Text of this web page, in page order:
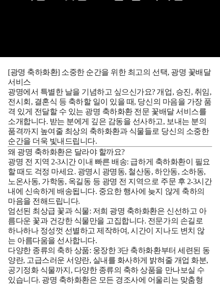
[광명 축하화환] 소중한 순간을 위한 최고의 선택, 광명 꽃배달
서비스
광명에서 특별한 날을 기념하고 싶으신가요? 개업, 승진, 취임,
전시회, 결혼식 등 축하할 일이 있을 때, 당신의 마음을 가장 품
격 있게 전달할 수 있는 광명 축하화환 전문 꽃배달 서비스를
소개합니다. 받는 분에게 깊은 감동을 선사하고, 보내는 분의
품격까지 높여줄 최상의 축하화환과 식물들로 당신의 소중한
순간을 더욱 빛내드립니다.
왜 광명 축하화환은 달라야 할까요?
광명 전 지역 2-3시간 이내 빠른 배송: 급하게 축하화환이 필요
할 때도 걱정 마세요. 광명시 광명동, 철산동, 하안동, 소하동,
노온사동, 가학동, 옥길동 등 광명 전 지역으로 주문 후 2-3시간
내에 신속하게 배송됩니다. 중요한 행사에 늦지 않게 축하의
마음을 전해드립니다.
엄선된 최상급 꽃과 식물: 저희 광명 축하화환은 신선하고 아
름다운 꽃과 건강한 식물만을 고집합니다. 전문가의 손길로
하나하나 정성껏 선별하고 제작하여, 시간이 지나도 변치 않
는 아름다움을 선사합니다.
다양한 종류의 축하 상품: 웅장한 3단 축하화환부터 세련된 동
양란, 고급스러운 서양란, 실내를 화사하게 밝혀줄 개업 화분,
공기정화 식물까지, 다양한 종류의 축하 상품을 만나보실 수
있습니다. 광명 축하화환은 모든 경조사에 어울리는 맞춤형